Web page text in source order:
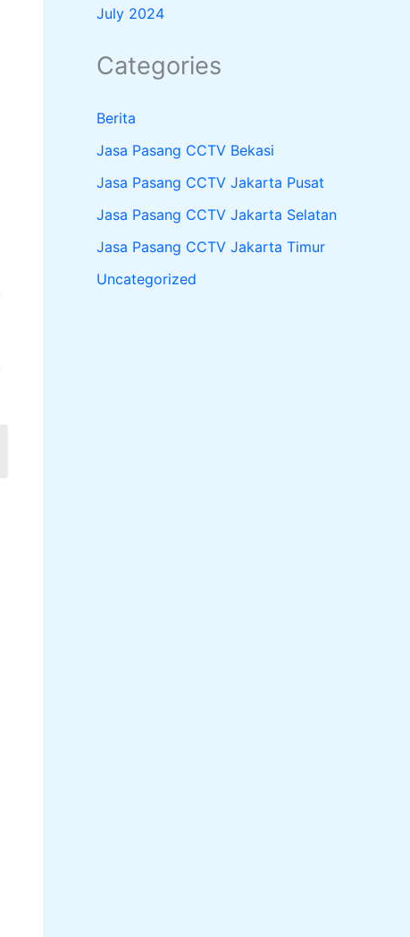
July 2024
Categories
Berita
Jasa Pasang CCTV Bekasi
Jasa Pasang CCTV Jakarta Pusat
Jasa Pasang CCTV Jakarta Selatan
Jasa Pasang CCTV Jakarta Timur
Uncategorized